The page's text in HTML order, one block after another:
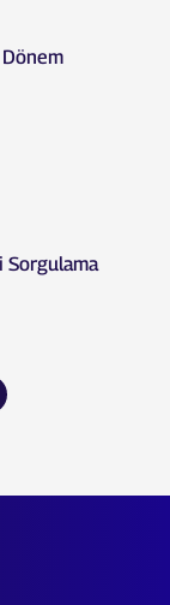
Dönem
Sorgulama